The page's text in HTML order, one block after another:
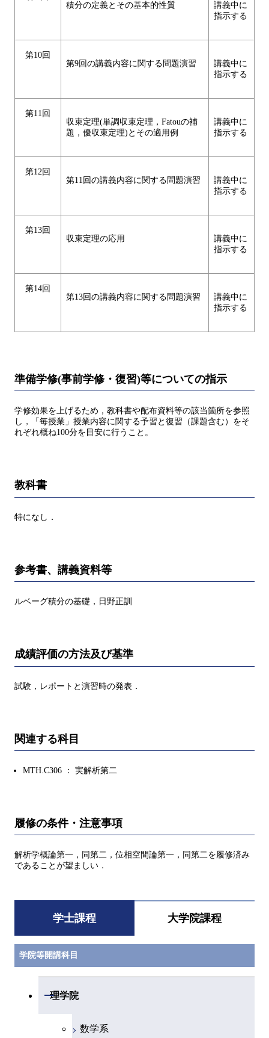
積分の定義とその基本的性質
講義中に
指示する
第10回
第9回の講義内容に関する問題演習
講義中に
指示する
第11回
収束定理(単調収束定理，Fatouの補
題，優収束定理)とその適用例
講義中に
指示する
第12回
第11回の講義内容に関する問題演習
講義中に
指示する
第13回
収束定理の応用
講義中に
指示する
第14回
第13回の講義内容に関する問題演習
講義中に
指示する
準備学修(事前学修・復習)等についての指示
学修効果を上げるため，教科書や配布資料等の該当箇所を参照
し，「毎授業」授業内容に関する予習と復習（課題含む）をそ
れぞれ概ね100分を目安に行うこと。
教科書
特になし．
参考書、講義資料等
ルベーグ積分の基礎，日野正訓
成績評価の方法及び基準
試験，レポートと演習時の発表．
関連する科目
MTH.C306 ： 実解析第二
履修の条件・注意事項
解析学概論第一，同第二，位相空間論第一，同第二を履修済み
であることが望ましい．
学士課程 大学院課程
学院等開講科目
理学院
開閉
数学系